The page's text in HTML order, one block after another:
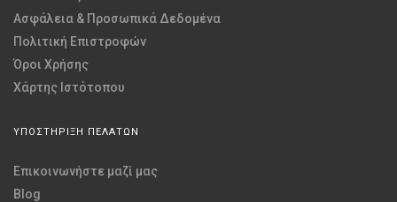
Ασφάλεια & Προσωπικά Δεδομένα
Πολιτική Επιστροφών
Όροι Χρήσης
Χάρτης Ιστότοπου
ΥΠΟΣΤΗΡΙΞΗ ΠΕΛΑΤΩΝ
Επικοινωνήστε μαζί μας
Blog